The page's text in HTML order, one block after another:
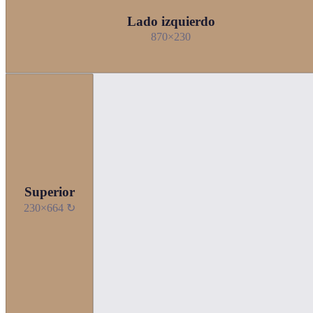
Lado izquierdo
870×230
Superior
230×664 ↻